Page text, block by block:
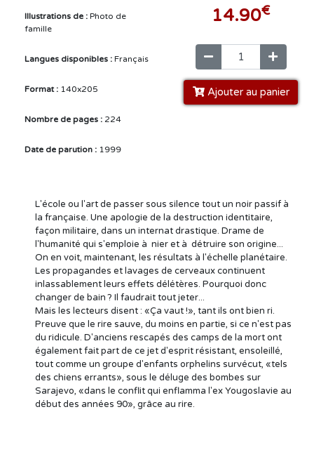
Illustrations de : Photo de
famille
Langues disponibles : Français
Format : 140x205
Nombre de pages : 224
Date de parution : 1999
14.90€
Ajouter au panier
L'école ou l'art de passer sous silence tout un noir passif à
la française. Une apologie de la destruction identitaire,
façon militaire, dans un internat drastique. Drame de
l'humanité qui s'emploie à nier et à détruire son origine...
On en voit, maintenant, les résultats à l'échelle planétaire.
Les propagandes et lavages de cerveaux continuent
inlassablement leurs effets délétères. Pourquoi donc
changer de bain ? Il faudrait tout jeter...
Mais les lecteurs disent : «Ça vaut !», tant ils ont bien ri.
Preuve que le rire sauve, du moins en partie, si ce n'est pas
du ridicule. D'anciens rescapés des camps de la mort ont
également fait part de ce jet d'esprit résistant, ensoleillé,
tout comme un groupe d'enfants orphelins survécut, «tels
des chiens errants», sous le déluge des bombes sur
Sarajevo, «dans le conflit qui enflamma l'ex Yougoslavie au
début des années 90», grâce au rire.